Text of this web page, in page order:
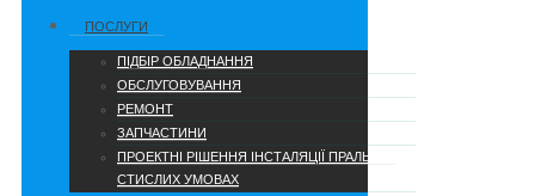
ПОСЛУГИ
ПІДБІР ОБЛАДНАННЯ
ОБСЛУГОВУВАННЯ
РЕМОНТ
ЗАПЧАСТИНИ
ПРОЕКТНІ РІШЕННЯ ІНСТАЛЯЦІЇ ПРАЛЬНІ В
СТИСЛИХ УМОВАХ